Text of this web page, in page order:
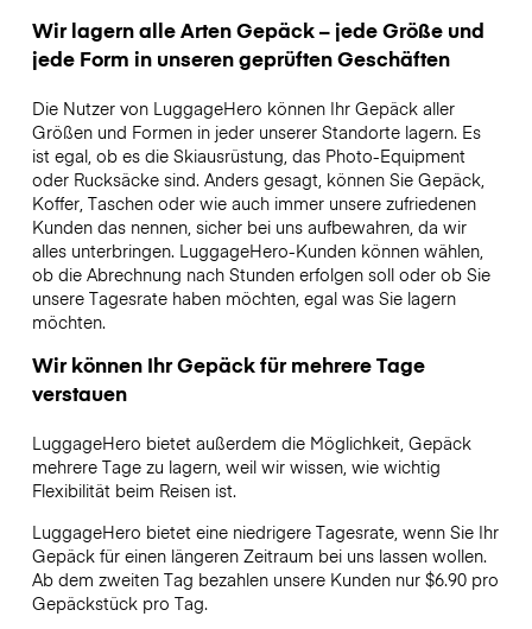
Wir lagern alle Arten Gepäck – jede Größe und
jede Form in unseren geprüften Geschäften
Die Nutzer von LuggageHero können Ihr Gepäck aller
Größen und Formen in jeder unserer Standorte lagern. Es
ist egal, ob es die Skiausrüstung, das Photo-Equipment
oder Rucksäcke sind. Anders gesagt, können Sie Gepäck,
Koffer, Taschen oder wie auch immer unsere zufriedenen
Kunden das nennen, sicher bei uns aufbewahren, da wir
alles unterbringen. LuggageHero-Kunden können wählen,
ob die Abrechnung nach Stunden erfolgen soll oder ob Sie
unsere Tagesrate haben möchten, egal was Sie lagern
möchten.
Wir können Ihr Gepäck für mehrere Tage
verstauen
LuggageHero bietet außerdem die Möglichkeit, Gepäck
mehrere Tage zu lagern, weil wir wissen, wie wichtig
Flexibilität beim Reisen ist.
LuggageHero bietet eine niedrigere Tagesrate, wenn Sie Ihr
Gepäck für einen längeren Zeitraum bei uns lassen wollen.
Ab dem zweiten Tag bezahlen unsere Kunden nur $6.90 pro
Gepäckstück pro Tag.